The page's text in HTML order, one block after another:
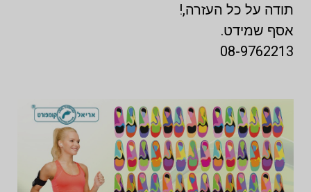
תודה על כל העזרה,!
אסף שמידט.
08-9762213